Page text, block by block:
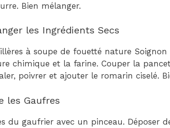
Bien mélanger.
les Ingrédients Secs
à soupe de fouetté nature
chimique et la farine. Couper la
poivrer et ajouter le romarin ciselé.
les Gaufres
du gaufrier avec un pinceau. Déposer